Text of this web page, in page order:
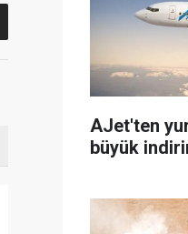
AJet'ten
büyük